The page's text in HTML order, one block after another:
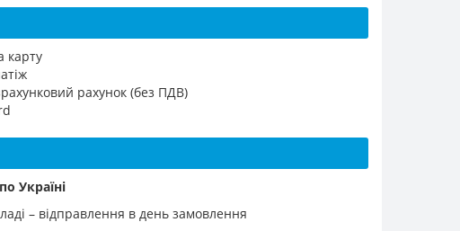
карту
рахунок (без ПДВ)
по Україні
– відправлення в день замовлення